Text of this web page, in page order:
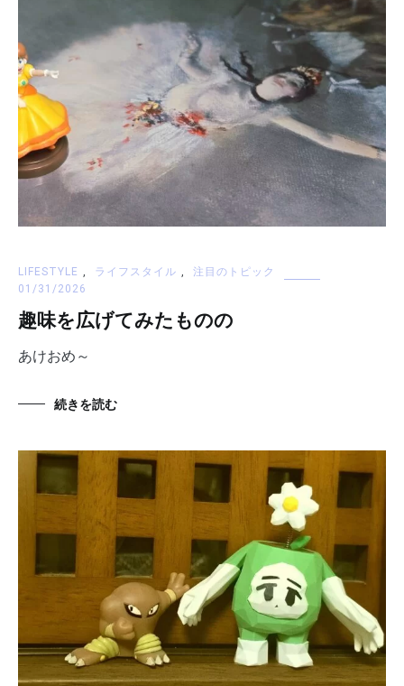
LIFESTYLE , ライフスタイル ,
注目のトピック
01/31/2026
趣味を広げてみたものの
あけおめ～
続きを読む